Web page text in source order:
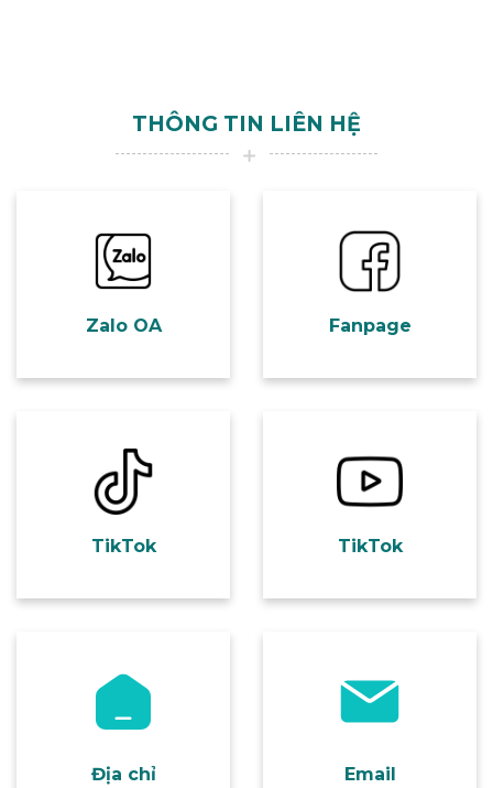
THÔNG TIN LIÊN HỆ
Zalo OA
3790628111591853891
Fanpage
https://facebook.com/bstrannguyenanhtu
TikTok
@anhtuclinic
TikTok
https://www.youtube.com/@AnhTuClinic
Địa chỉ
Số 2 đường số 4 Khu
Hưng, TP.HCM
Email
anhtuclinic@gmail.com